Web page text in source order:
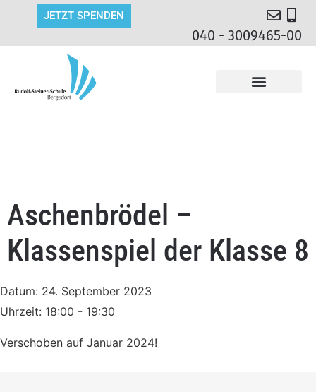
JETZT SPENDEN
040 - 3009465-00
Aschenbrödel –
Klassenspiel der Klasse 8
Datum: 24. September 2023
Uhrzeit: 18:00 - 19:30
Verschoben auf Januar 2024!